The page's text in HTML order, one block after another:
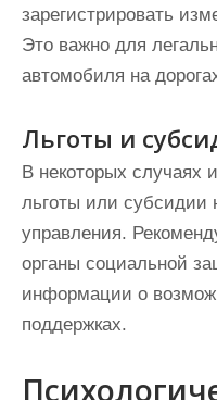
зарегистрировать
Это важно для
автомобиля на
Льготы и
В некоторых случаях
льготы или субсидии
управления.
органы социальной
информации о
поддержках.